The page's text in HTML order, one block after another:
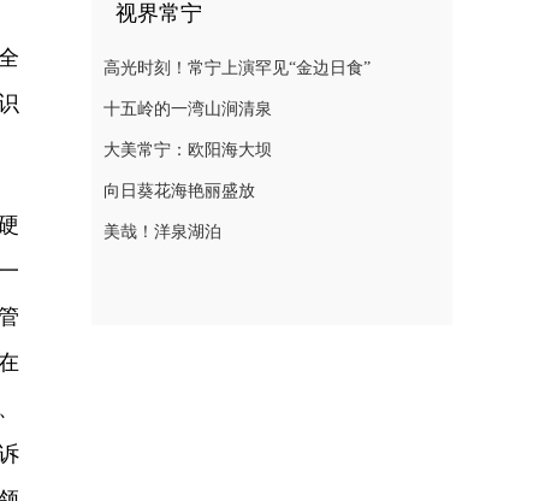
视界常宁
高光时刻！常宁上演罕见“金边日食”
十五岭的一湾山涧清泉
大美常宁：欧阳海大坝
向日葵花海艳丽盛放
美哉！洋泉湖泊